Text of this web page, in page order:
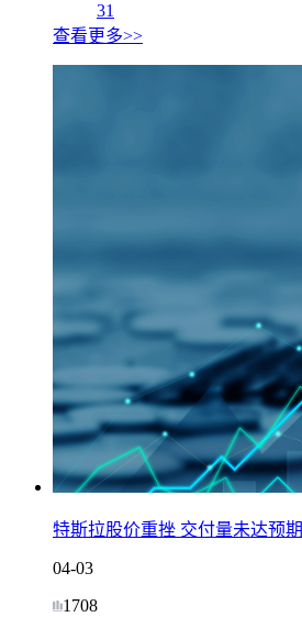
31
查看更多>>
特斯拉股价重挫 交付量未达预
04-03
1708